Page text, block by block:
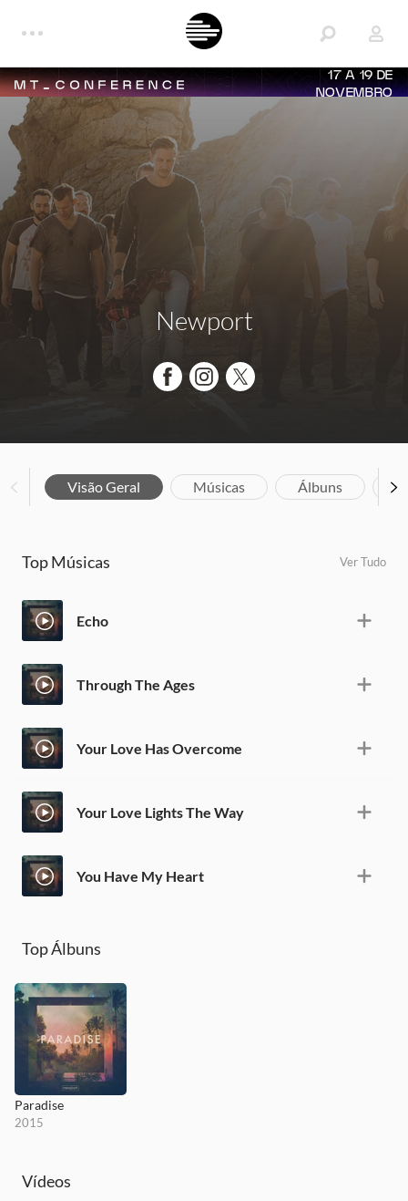
17 A 19 DE
NOVEMBRO
Newport
Visão Geral Músicas Álbuns
Top Músicas Ver Tudo
Echo
Through The Ages
Your Love Has Overcome
Your Love Lights The Way
You Have My Heart
Top Álbuns
Paradise
2015
Vídeos